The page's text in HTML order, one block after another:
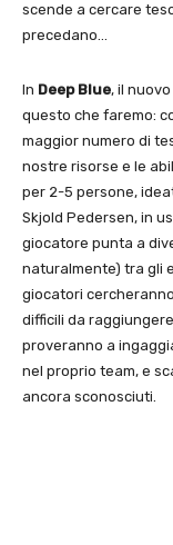
scende a cercare
precedano…
In Deep Blue, il
questo che faremo:
maggior numero di
nostre risorse e le
per 2-5 persone,
Skjold Pedersen, in
giocatore punta a
naturalmente) tra gli
giocatori
difficili da
proveranno a
nel proprio team, e
ancora sconosciuti.